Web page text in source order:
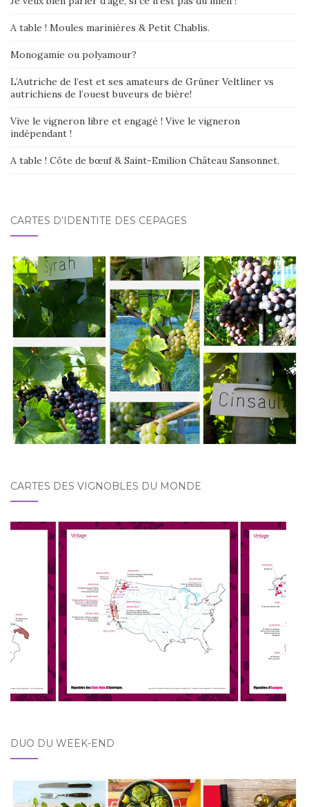
A table ! Moules marinières & Petit Chablis.
Monogamie ou polyamour?
L’Autriche de l’est et ses amateurs de Grüner Veltliner vs
autrichiens de l’ouest buveurs de bière!
Vive le vigneron libre et engagé ! Vive le vigneron
indépendant !
A table ! Côte de bœuf & Saint-Emilion Château Sansonnet.
CARTES D’IDENTITÉ DES CÉPAGES
CARTES DES VIGNOBLES DU MONDE
DUO DU WEEK-END